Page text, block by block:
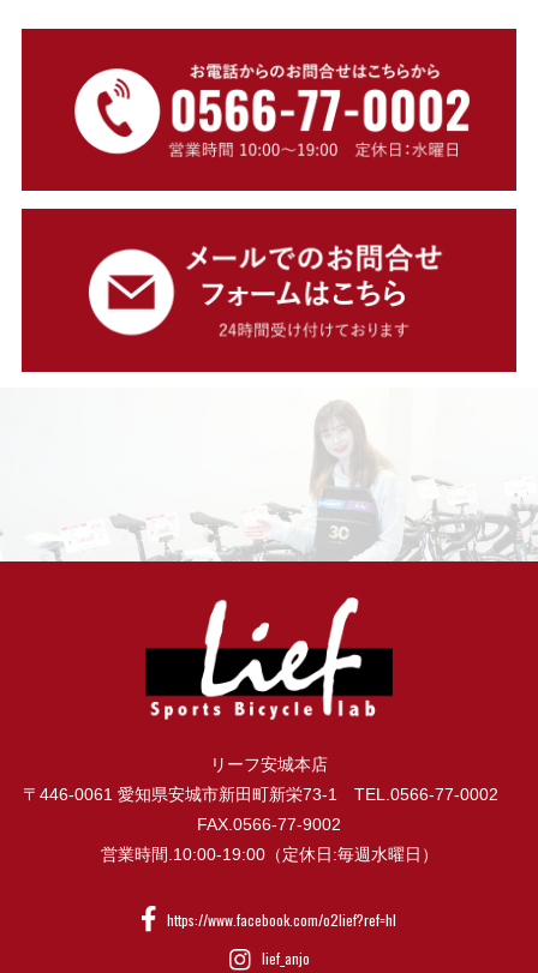
リーフ安城本店
〒446-0061 愛知県安城市新田町新栄73-1 TEL.0566-77-0002
FAX.0566-77-9002
営業時間.10:00-19:00（定休日:毎週水曜日）
https://www.facebook.com/o2lief?ref=hl
lief_anjo